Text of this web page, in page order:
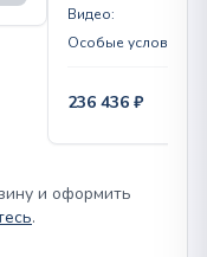
Видео:
Особые условия:
236 436 ₽
и оформить
.